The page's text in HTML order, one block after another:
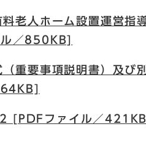
料老人ホーム設置運営指
／850KB]
（重要事項説明書）及
[PDFファイル／